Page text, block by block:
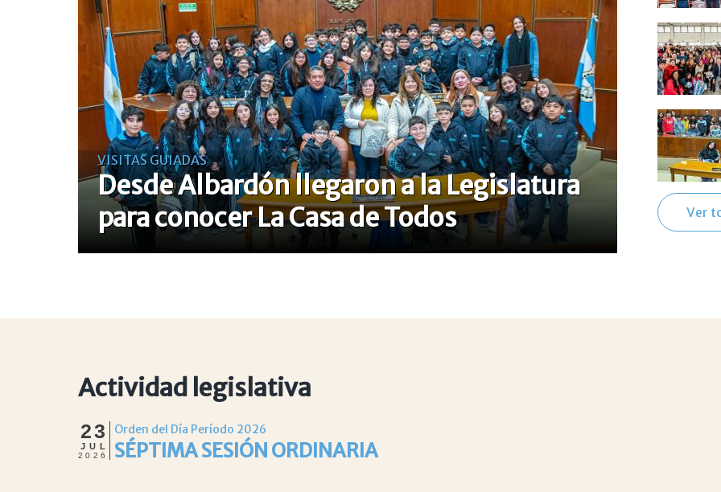
VISITAS GUIADAS
Desde Albardón llegaron a la Legislatura
para conocer La Casa de Todos
Ver
Actividad legislativa
23
JUL
2026
Orden del Día Período 2026
SÉPTIMA SESIÓN ORDINARIA